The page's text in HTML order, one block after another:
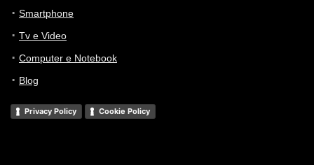
Smartphone
Tv e Video
Computer e Notebook
Blog
Privacy Policy Cookie Policy